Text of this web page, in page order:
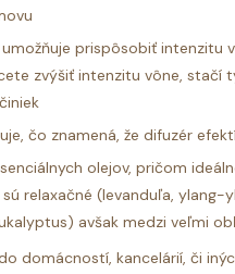
prispôsobiť intenzitu
zvýšiť intenzitu vône,
čo znamená, že difuzér
olejov, pričom
relaxačné (levanduľa,
avšak medzi veľmi
domácností, kancelárií, či